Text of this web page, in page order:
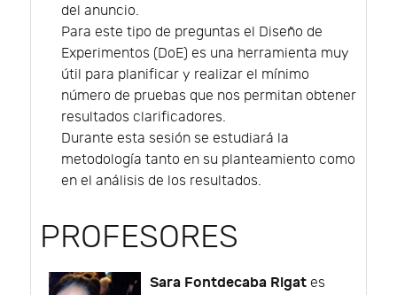
del anuncio.
Para este tipo de preguntas el Diseño de
Experimentos (DoE) es una herramienta muy
útil para planificar y realizar el mínimo
número de pruebas que nos permitan obtener
resultados clarificadores.
Durante esta sesión se estudiará la
metodología tanto en su planteamiento como
en el análisis de los resultados.
PROFESORES
Sara Fontdecaba Rigat es